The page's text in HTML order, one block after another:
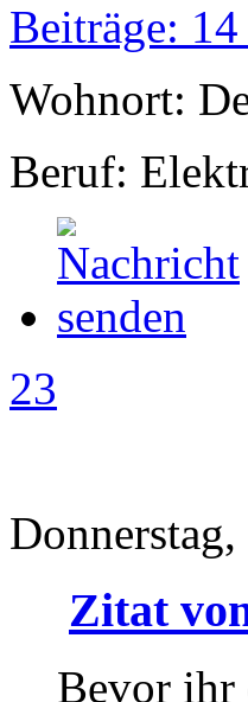
Beiträge:
Wohnort:
Beruf:
23
Zitat
Bevor ihr